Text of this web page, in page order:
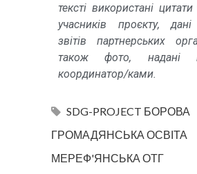
тексті використані
учасників проєкту,
звітів партнерських
також фото, надані
координатор/ками.
SDG-PROJECT БОРОВА
ГРОМАДЯНСЬКА ОСВІТА
МЕРЕФ'ЯНСЬКА ОТГ